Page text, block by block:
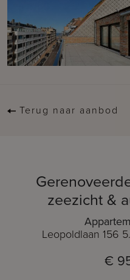
Terug naar aanbod
zeezicht &
Leopoldlaan 156
€